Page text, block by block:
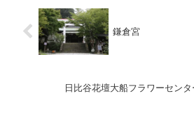
鎌倉宮
日比谷花壇大船フラワーセンタ